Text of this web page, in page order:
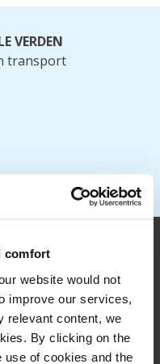
comfort
website would not
improve our services,
relevant content, we
By clicking on the
use of cookies and the
VERDEN
transport